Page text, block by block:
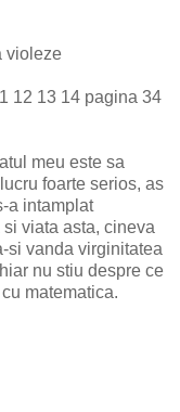
violeze
12 13 14 pagina 34
meu este sa
foarte serios, as
a intamplat
viata asta, cineva
si vanda virginitatea
nu stiu despre ce
matematica.